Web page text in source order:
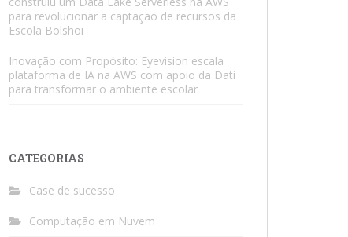
para revolucionar a captação de recursos da
Escola Bolshoi
Inovação com Propósito: Eyevision escala
plataforma de IA na AWS com apoio da Dati
para transformar o ambiente escolar
CATEGORIAS
Case de sucesso
Computação em Nuvem